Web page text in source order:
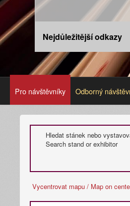
Nejdůležitější odkazy
Pro návštěvníky Odborný
Hledat stánek nebo
Search stand or exhibitor
Vycentrovat mapu / Map on